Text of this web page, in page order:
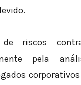
riscos
pela